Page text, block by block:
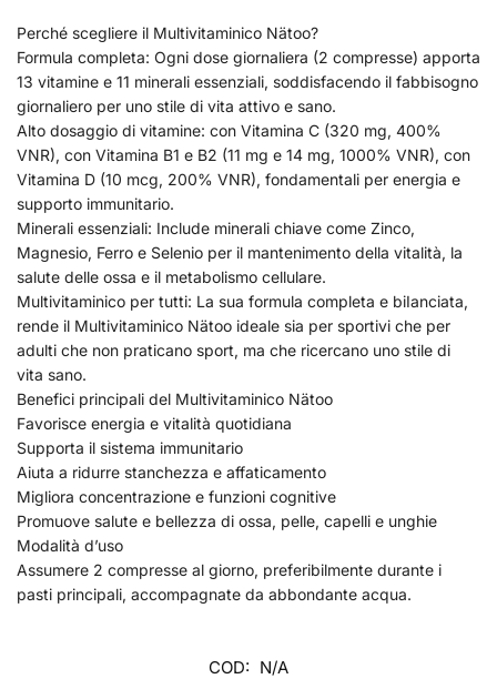
Perché scegliere il Multivitaminico Nätoo?
Formula completa: Ogni dose giornaliera (2 compresse) apporta
13 vitamine e 11 minerali essenziali, soddisfacendo il fabbisogno
giornaliero per uno stile di vita attivo e sano.
Alto dosaggio di vitamine: con Vitamina C (320 mg, 400%
VNR), con Vitamina B1 e B2 (11 mg e 14 mg, 1000% VNR), con
Vitamina D (10 mcg, 200% VNR), fondamentali per energia e
supporto immunitario.
Minerali essenziali: Include minerali chiave come Zinco,
Magnesio, Ferro e Selenio per il mantenimento della vitalità, la
salute delle ossa e il metabolismo cellulare.
Multivitaminico per tutti: La sua formula completa e biIanciata,
rende il Multivitaminico Nätoo ideale sia per sportivi che per
adulti che non praticano sport, ma che ricercano uno stile di
vita sano.
Benefici principali del Multivitaminico Nätoo
Favorisce energia e vitalità quotidiana
Supporta il sistema immunitario
Aiuta a ridurre stanchezza e affaticamento
Migliora concentrazione e funzioni cognitive
Promuove salute e bellezza di ossa, pelle, capelli e unghie
Modalità d’uso
Assumere 2 compresse al giorno, preferibilmente durante i
pasti principali, accompagnate da abbondante acqua.
COD: N/A